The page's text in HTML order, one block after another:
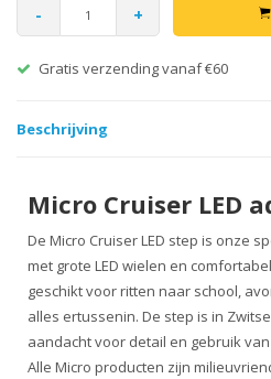
- +
Gratis verzending vanaf €60
Beschrijving
Micro Cruiser LED
De Micro Cruiser LED step is onze
met grote LED wielen en
geschikt voor ritten naar school,
alles ertussenin. De step is in
aandacht voor detail en gebruik
Alle Micro producten zijn